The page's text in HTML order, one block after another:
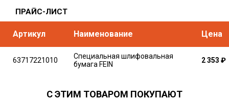
ПРАЙС-ЛИСТ
Артикул Наименование Цена
63717221010
Специальная шлифовальная
бумага FEIN
2 353 ₽
С ЭТИМ ТОВАРОМ ПОКУПАЮТ